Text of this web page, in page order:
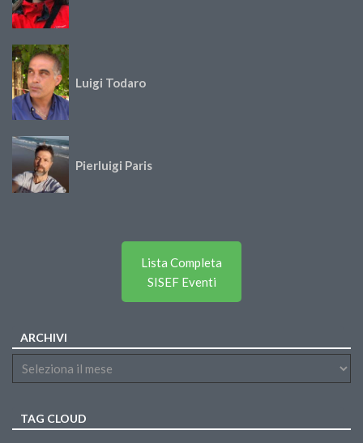
Luigi Todaro
Pierluigi Paris
Lista Completa
SISEF Eventi
ARCHIVI
TAG CLOUD